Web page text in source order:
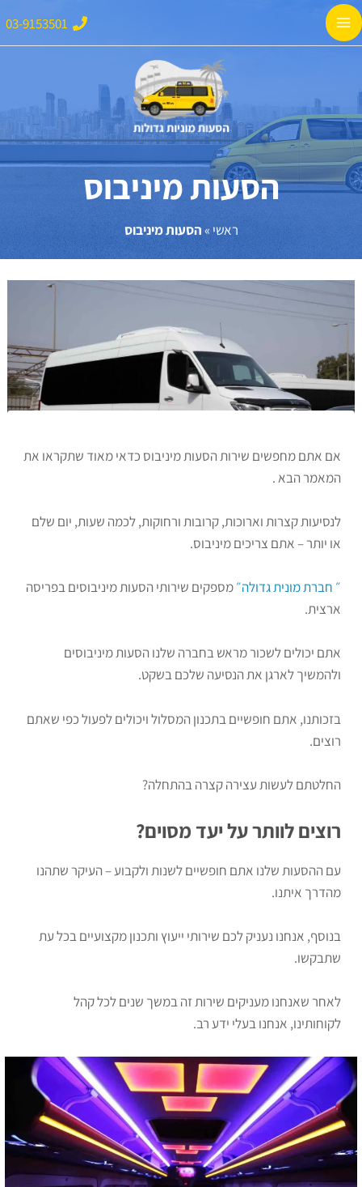
דילוג
לתוכןMain
03-9153501
הסעות מיניבוס
ראשי »הסעות מיניבוס
אם אתם מחפשים שירות הסעות מיניבוס כדאי מאוד שתקראו את
המאמר הבא .
לנסיעות קצרות וארוכות, קרובות ורחוקות, לכמה שעות, יום שלם
או יותר – אתם צריכים מיניבוס.
״ חברת מונית גדולה״מספקים שירותי הסעות מיניבוסים בפריסה
ארצית.
אתם יכולים לשכור מראש בחברה שלנו הסעות מיניבוסים
ולהמשיך לארגן את הנסיעה שלכם בשקט.
בזכותנו, אתם חופשיים בתכנון המסלול ויכולים לפעול כפי שאתם
רוצים.
החלטתם לעשות עצירה קצרה בהתחלה?
רוצים לוותר על יעד מסוים?
עם ההסעות שלנו אתם חופשיים לשנות ולקבוע – העיקר שתהנו
מהדרך איתנו.
בנוסף, אנחנו נעניק לכם שירותי ייעוץ ותכנון מקצועיים בכל עת
שתבקשו.
לאחר שאנחנו מעניקים שירות זה במשך שנים לכל קהל
לקוחותינו, אנחנו בעלי ידע רב.